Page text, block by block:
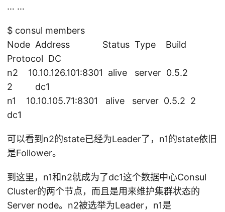
… …
$ consul members
Node Address Status Type Build
Protocol DC
n2 10.10.126.101:8301 alive server 0.5.2
2 dc1
n1 10.10.105.71:8301 alive server 0.5.2 2
dc1
可以看到n2的state已经为Leader了，n1的state依旧
是Follower。
到这里，n1和n2就成为了dc1这个数据中心Consul
Cluster的两个节点，而且是用来维护集群状态的
Server node。n2被选举为Leader，n1是